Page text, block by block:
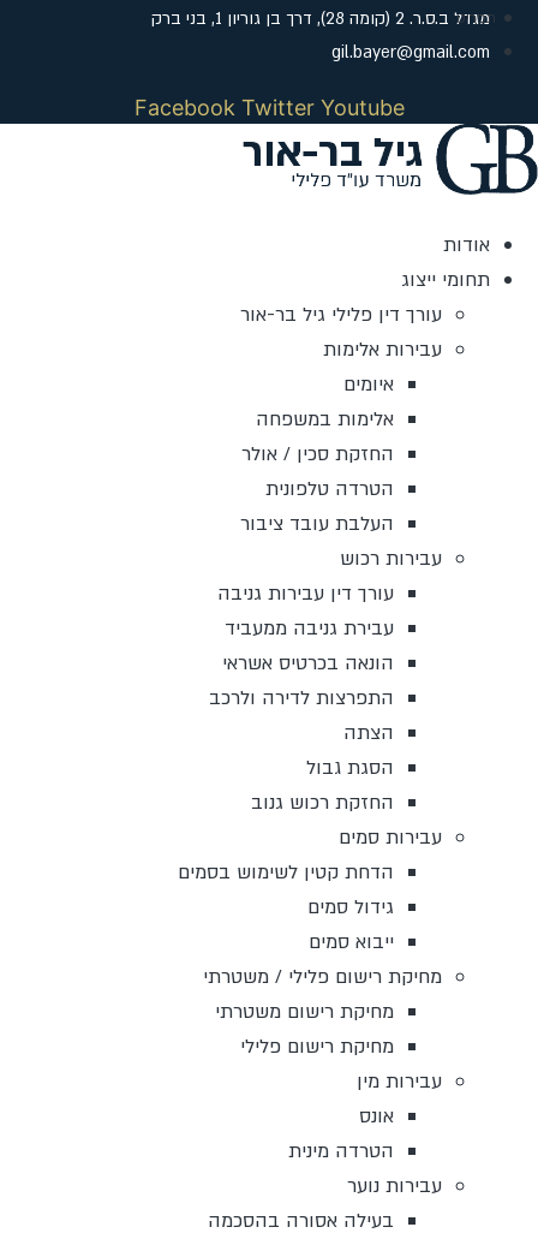
דלג
לתוכן
מגדל ב.ס.ר. 2 (קומה 28), דרך בן גוריון 1, בני ברק
gil.bayer@gmail.com
Facebook Twitter Youtube
אודות
תחומי ייצוג
עורך דין פלילי גיל בר-אור
עבירות אלימות
איומים
אלימות במשפחה
החזקת סכין / אולר
הטרדה טלפונית
העלבת עובד ציבור
עבירות רכוש
עורך דין עבירות גניבה
עבירת גניבה ממעביד
הונאה בכרטיס אשראי
התפרצות לדירה ולרכב
הצתה
הסגת גבול
החזקת רכוש גנוב
עבירות סמים
הדחת קטין לשימוש בסמים
גידול סמים
ייבוא סמים
מחיקת רישום פלילי / משטרתי
מחיקת רישום משטרתי
מחיקת רישום פלילי
עבירות מין
אונס
הטרדה מינית
עבירות נוער
בעילה אסורה בהסכמה